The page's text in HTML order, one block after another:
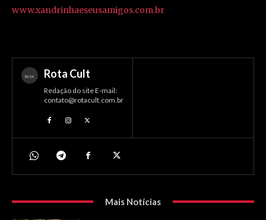
www.xandrinhaeseusamigos.com.br
Rota Cult
Redação do site E-mail:
contato@rotacult.com.br
Mais Notícias